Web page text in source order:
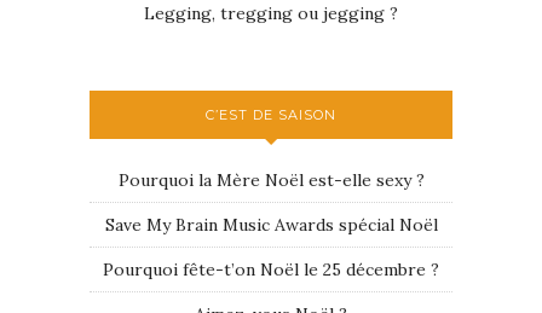
Legging, tregging ou jegging ?
C’EST DE SAISON
Pourquoi la Mère Noël est-elle sexy ?
Save My Brain Music Awards spécial Noël
Pourquoi fête-t’on Noël le 25 décembre ?